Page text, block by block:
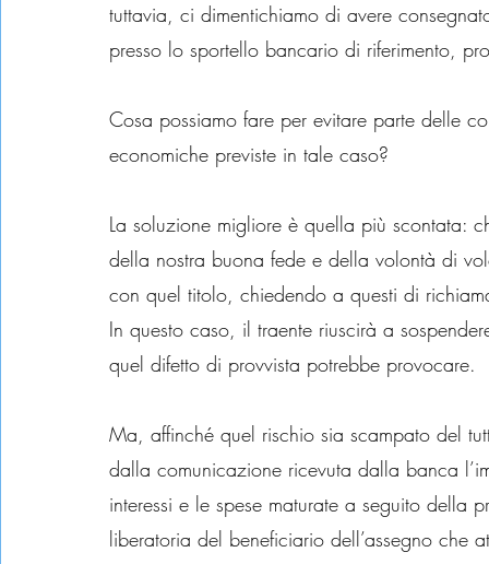
tuttavia, ci dimentichiamo di avere
presso lo sportello bancario di riferimento,
Cosa possiamo fare per evitare parte delle
economiche previste in tale caso?
La soluzione migliore è quella più scontata:
della nostra buona fede e della volontà di
con quel titolo, chiedendo a questi di
In questo caso, il traente riuscirà a
quel difetto di provvista potrebbe provocare.
Ma, affinché quel rischio sia scampato del
dalla comunicazione ricevuta dalla banca
interessi e le spese maturate a seguito della
liberatoria del beneficiario dell’assegno che